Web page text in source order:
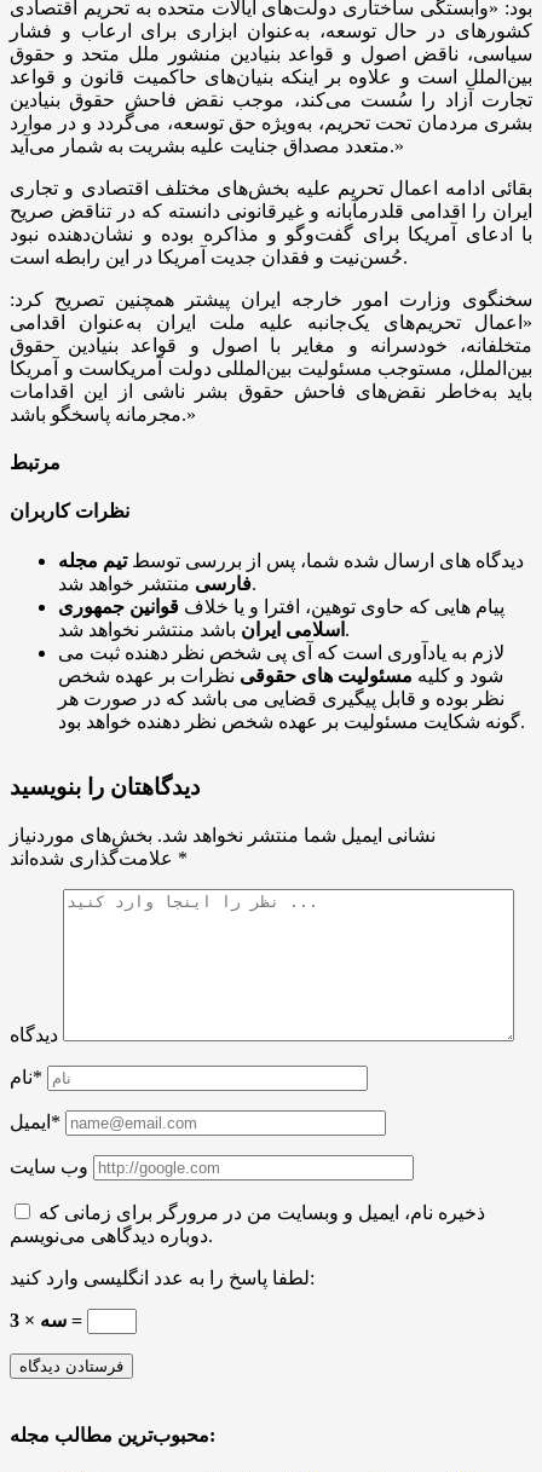
بود: «وابستگی ساختاری دولت‌های ایالات متحده به تحریم اقتصادی
کشور‌های در حال توسعه، به‌عنوان ابزاری برای ارعاب و فشار
سیاسی، ناقض اصول و قواعد بنیادین منشور ملل متحد و حقوق
بین‌الملل است و علاوه بر اینکه بنیان‌های حاکمیت قانون و قواعد
تجارت آزاد را سُست می‌کند، موجب نقض فاحش حقوق بنیادین
بشری مردمان تحت تحریم، به‌ویژه حق توسعه، می‌گردد و در موارد
متعدد مصداق جنایت علیه بشریت به شمار می‌آید.»
بقائی ادامه اعمال تحریم علیه بخش‌های مختلف اقتصادی و تجاری
ایران را اقدامی قلدرمآبانه و غیرقانونی دانسته که در تناقض صریح
با ادعای آمریکا برای گفت‌و‌گو و مذاکره بوده و نشان‌دهنده نبود
حُسن‌نیت و فقدان جدیت آمریکا در این رابطه است.
سخنگوی وزارت امور خارجه ایران پیشتر همچنین تصریح کرد:
«اعمال تحریم‌های یک‌جانبه علیه ملت ایران به‌عنوان اقدامی
متخلفانه، خودسرانه و مغایر با اصول و قواعد بنیادین حقوق
بین‌الملل، مستوجب مسئولیت بین‌المللی دولت آمریکاست و آمریکا
باید به‌خاطر نقض‌های فاحش حقوق بشر ناشی از این اقدامات
مجرمانه پاسخگو باشد.»
مرتبط
نظرات کاربران
دیدگاه های ارسال شده شما، پس از بررسی توسطتیم مجله
فارسیمنتشر خواهد شد.
پیام هایی که حاوی توهین، افترا و یا خلاف قوانین جمهوری
اسلامی ایران باشد منتشر نخواهد شد.
لازم به یادآوری است که آی پی شخص نظر دهنده ثبت می
شود و کلیه مسئولیت های حقوقی نظرات بر عهده شخص
نظر بوده و قابل پیگیری قضایی می باشد که در صورت هر
گونه شکایت مسئولیت بر عهده شخص نظر دهنده خواهد بود.
دیدگاهتان را بنویسید
نشانی ایمیل شما منتشر نخواهد شد. بخش‌های موردنیاز
*
دیدگاه
نام*
ایمیل*
وب سایت
ذخیره نام، ایمیل و وبسایت من در مرورگر برای زمانی که
دوباره دیدگاهی می‌نویسم.
لطفا پاسخ را به عدد انگلیسی وارد کنید:
3 × سه =
محبوب‌ترین مطالب مجله: